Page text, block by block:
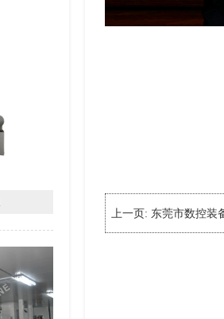
上一页: 东莞市数控装